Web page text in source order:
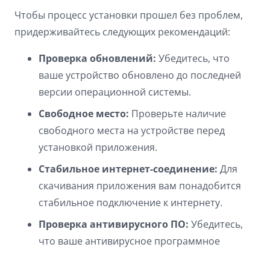
Чтобы процесс установки прошел без проблем,
придерживайтесь следующих рекомендаций:
Проверка обновлений: Убедитесь, что
ваше устройство обновлено до последней
версии операционной системы.
Свободное место: Проверьте наличие
свободного места на устройстве перед
установкой приложения.
Стабильное интернет-соединение: Для
скачивания приложения вам понадобится
стабильное подключение к интернету.
Проверка антивирусного ПО: Убедитесь,
что ваше антивирусное программное